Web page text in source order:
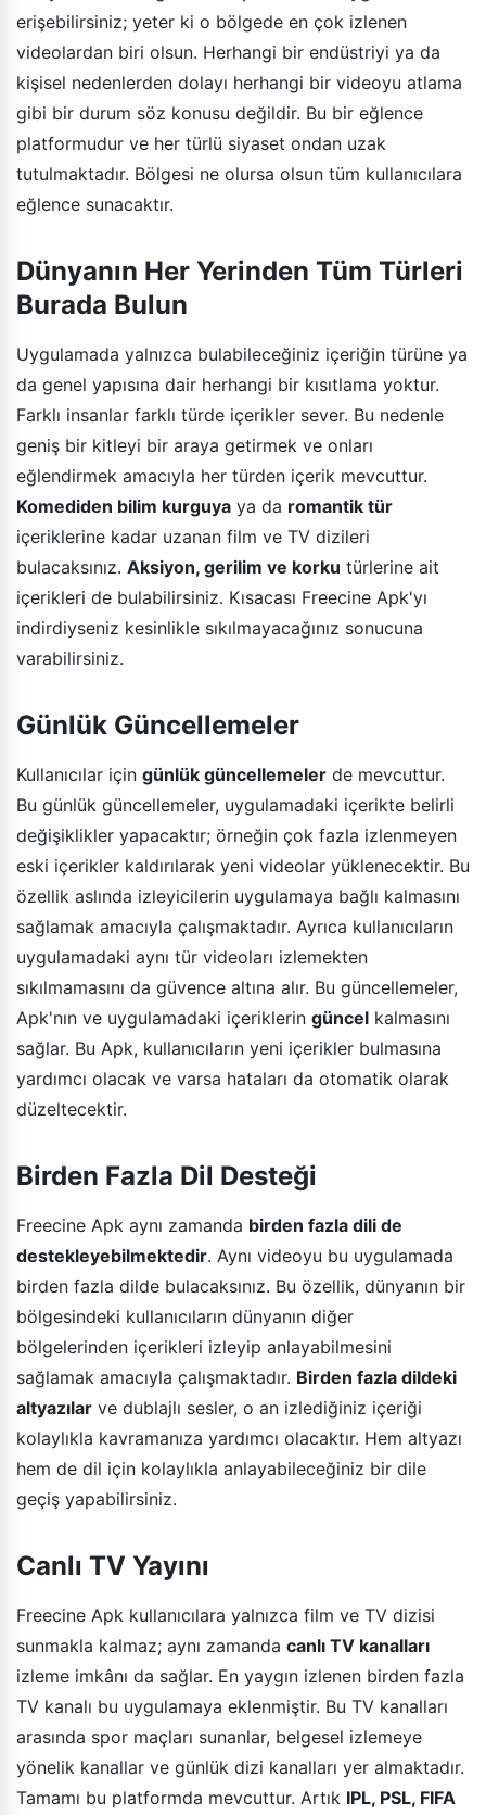
erişebilirsiniz; yeter ki o bölgede en çok izlenen
videolardan biri olsun. Herhangi bir endüstriyi ya da
kişisel nedenlerden dolayı herhangi bir videoyu atlama
gibi bir durum söz konusu değildir. Bu bir eğlence
platformudur ve her türlü siyaset ondan uzak
tutulmaktadır. Bölgesi ne olursa olsun tüm kullanıcılara
eğlence sunacaktır.
Dünyanın Her Yerinden Tüm Türleri
Burada Bulun
Uygulamada yalnızca bulabileceğiniz içeriğin türüne ya
da genel yapısına dair herhangi bir kısıtlama yoktur.
Farklı insanlar farklı türde içerikler sever. Bu nedenle
geniş bir kitleyi bir araya getirmek ve onları
eğlendirmek amacıyla her türden içerik mevcuttur.
Komediden bilim kurguya ya da romantik tür
içeriklerine kadar uzanan film ve TV dizileri
bulacaksınız. Aksiyon, gerilim ve korku türlerine ait
içerikleri de bulabilirsiniz. Kısacası Freecine Apk'yı
indirdiyseniz kesinlikle sıkılmayacağınız sonucuna
varabilirsiniz.
Günlük Güncellemeler
Kullanıcılar için günlük güncellemeler de mevcuttur.
Bu günlük güncellemeler, uygulamadaki içerikte belirli
değişiklikler yapacaktır; örneğin çok fazla izlenmeyen
eski içerikler kaldırılarak yeni videolar yüklenecektir. Bu
özellik aslında izleyicilerin uygulamaya bağlı kalmasını
sağlamak amacıyla çalışmaktadır. Ayrıca kullanıcıların
uygulamadaki aynı tür videoları izlemekten
sıkılmamasını da güvence altına alır. Bu güncellemeler,
Apk'nın ve uygulamadaki içeriklerin güncel kalmasını
sağlar. Bu Apk, kullanıcıların yeni içerikler bulmasına
yardımcı olacak ve varsa hataları da otomatik olarak
düzeltecektir.
Birden Fazla Dil Desteği
Freecine Apk aynı zamanda birden fazla dili de
destekleyebilmektedir. Aynı videoyu bu uygulamada
birden fazla dilde bulacaksınız. Bu özellik, dünyanın bir
bölgesindeki kullanıcıların dünyanın diğer
bölgelerinden içerikleri izleyip anlayabilmesini
sağlamak amacıyla çalışmaktadır. Birden fazla dildeki
altyazılar ve dublajlı sesler, o an izlediğiniz içeriği
kolaylıkla kavramanıza yardımcı olacaktır. Hem altyazı
hem de dil için kolaylıkla anlayabileceğiniz bir dile
geçiş yapabilirsiniz.
Canlı TV Yayını
Freecine Apk kullanıcılara yalnızca film ve TV dizisi
sunmakla kalmaz; aynı zamanda canlı TV kanalları
izleme imkânı da sağlar. En yaygın izlenen birden fazla
TV kanalı bu uygulamaya eklenmiştir. Bu TV kanalları
arasında spor maçları sunanlar, belgesel izlemeye
yönelik kanallar ve günlük dizi kanalları yer almaktadır.
Tamamı bu platformda mevcuttur. Artık IPL, PSL, FIFA